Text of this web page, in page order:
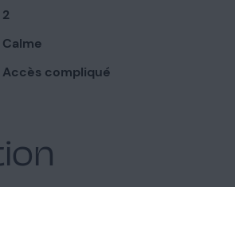
2
Calme
Accès compliqué